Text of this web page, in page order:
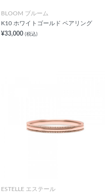
BLOOM ブルーム
K10 ホワイトゴールド ペアリング
¥33,000 (税込)
ESTELLE エステール